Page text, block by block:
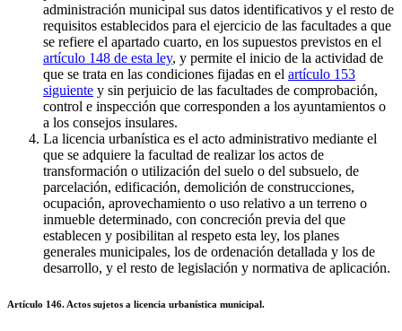
administración municipal sus datos identificativos y el resto de
requisitos establecidos para el ejercicio de las facultades a que
se refiere el apartado cuarto, en los supuestos previstos en el
artículo 148 de esta ley, y permite el inicio de la actividad de
que se trata en las condiciones fijadas en el artículo 153
siguiente y sin perjuicio de las facultades de comprobación,
control e inspección que corresponden a los ayuntamientos o
a los consejos insulares.
La licencia urbanística es el acto administrativo mediante el
que se adquiere la facultad de realizar los actos de
transformación o utilización del suelo o del subsuelo, de
parcelación, edificación, demolición de construcciones,
ocupación, aprovechamiento o uso relativo a un terreno o
inmueble determinado, con concreción previa del que
establecen y posibilitan al respeto esta ley, los planes
generales municipales, los de ordenación detallada y los de
desarrollo, y el resto de legislación y normativa de aplicación.
Artículo 146. Actos sujetos a licencia urbanística municipal.